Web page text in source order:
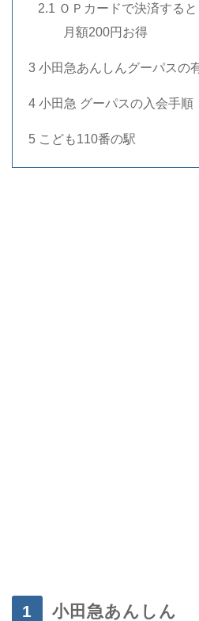
2.1 ＯＰカードで決済すると
月額200円お得
3 小田急あんしんグーパスの
4 小田急 グーパスの入会手順
5 こども110番の駅
小田急あんしん